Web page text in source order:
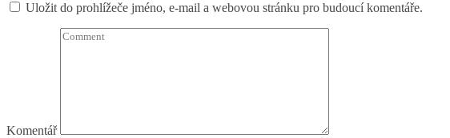
Uložit do prohlížeče jméno, e-mail a webovou stránku pro budoucí komentáře.
Komentář